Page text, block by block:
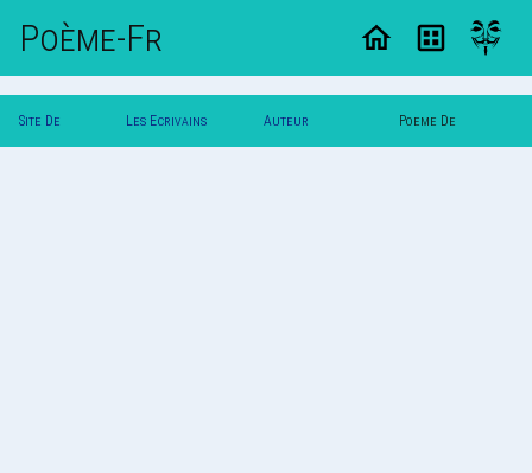
Poème-Fr
Site De Les Ecrivains Auteur Poeme De